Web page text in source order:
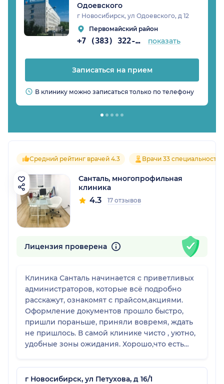
Одоевского
г Новосибирск, ул Одоевского, д 12
Первомайский район
+7 (383) 322-51-13 показать
Записаться на прием
В клинику можно записаться только по телефону
Средний рейтинг врачей 4.3 Врачи 33 специальностей
Санталь, многопрофильная
клиника
4.3 17 отзывов
Лицензия проверена
Клиника Санталь начинается с приветливых
администраторов, которые всё подробно
расскажут, ознакомят с прайсом,акциями.
Оформление документов прошло быстро,
пришли пораньше, приняли вовремя, ждать
не пришлось. В самой клинике чисто , уютно,
удобные зоны ожидания. Хорошо,что есть
получить качественные услуги, как для
взрослых,так и для детей!
г Новосибирск, ул Петухова, д 16/1